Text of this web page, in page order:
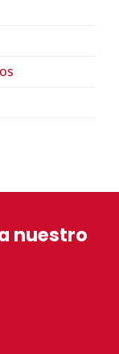
nuestro